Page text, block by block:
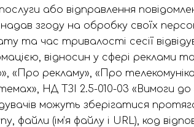
або відправлення
згоду на обробку своїх
та час тривалості сесії
відносин у сфері реклами та
«Про рекламу», «Про
НД ТЗІ 2.5-010-03 «Вимоги
можуть зберігатися
(ім’я файлу і URL), код